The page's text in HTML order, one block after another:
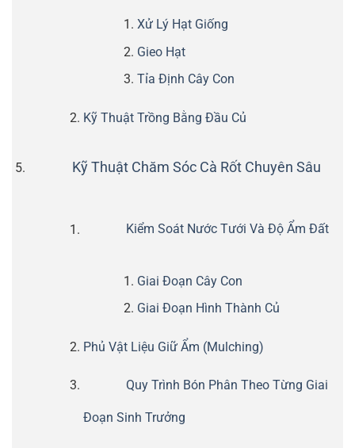
Xử Lý Hạt Giống
Gieo Hạt
Tỉa Định Cây Con
Kỹ Thuật Trồng Bằng Đầu Củ
Kỹ Thuật Chăm Sóc Cà Rốt Chuyên Sâu
Kiểm Soát Nước Tưới Và Độ Ẩm Đất
Giai Đoạn Cây Con
Giai Đoạn Hình Thành Củ
Phủ Vật Liệu Giữ Ẩm (Mulching)
Quy Trình Bón Phân Theo Từng Giai
Đoạn Sinh Trưởng